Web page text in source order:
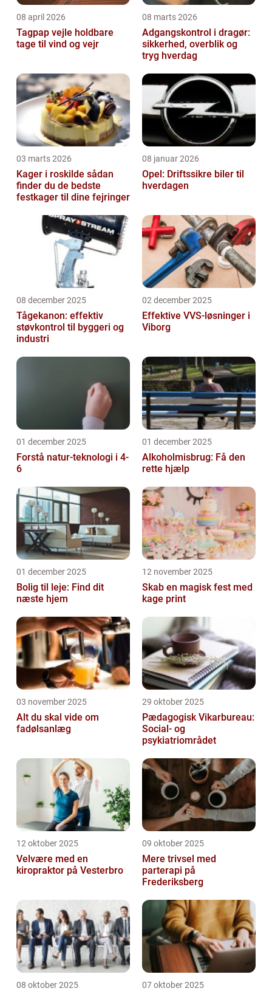
08 april 2026
Tagpap vejle holdbare
tage til vind og vejr
08 marts 2026
Adgangskontrol i dragør:
sikkerhed, overblik og
tryg hverdag
03 marts 2026
Kager i roskilde sådan
finder du de bedste
festkager til dine fejringer
08 januar 2026
Opel: Driftssikre biler til
hverdagen
08 december 2025
Tågekanon: effektiv
støvkontrol til byggeri og
industri
02 december 2025
Effektive VVS-løsninger i
Viborg
01 december 2025
Forstå natur-teknologi i 4-
6
01 december 2025
Alkoholmisbrug: Få den
rette hjælp
01 december 2025
Bolig til leje: Find dit
næste hjem
12 november 2025
Skab en magisk fest med
kage print
03 november 2025
Alt du skal vide om
fadølsanlæg
29 oktober 2025
Pædagogisk Vikarbureau:
Social- og
psykiatriområdet
12 oktober 2025
Velvære med en
kiropraktor på Vesterbro
09 oktober 2025
Mere trivsel med
parterapi på
Frederiksberg
08 oktober 2025 07 oktober 2025